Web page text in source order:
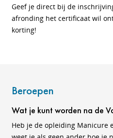
Geef je direct bij de
afronding het certificaat wil
korting!
Beroepen
Wat je kunt worden na de
Heb je de opleiding Manicure